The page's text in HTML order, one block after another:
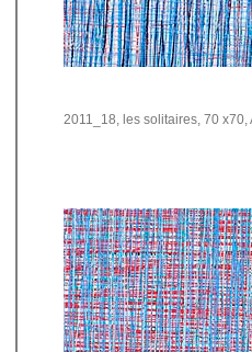
2011_18, les solitaires, 70